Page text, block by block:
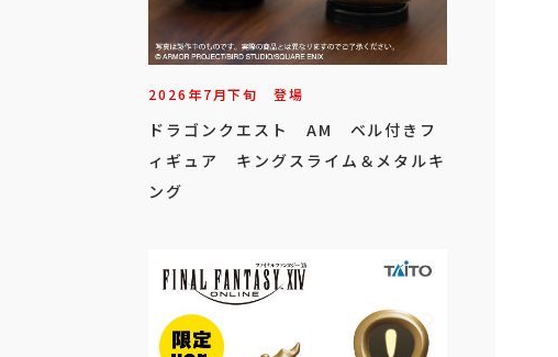
2026年7月下旬 登場
ドラゴンクエスト AM ベル付きフ
ィギュア キングスライム＆メタルキ
ング